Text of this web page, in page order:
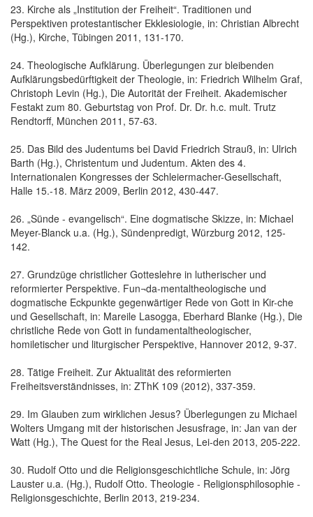
23. Kirche als „Institution der Freiheit“. Traditionen und
Perspektiven protestantischer Ekklesiologie, in: Christian Albrecht
(Hg.), Kirche, Tübingen 2011, 131-170.
24. Theologische Aufklärung. Überlegungen zur bleibenden
Aufklärungsbedürftigkeit der Theologie, in: Friedrich Wilhelm Graf,
Christoph Levin (Hg.), Die Autorität der Freiheit. Akademischer
Festakt zum 80. Geburtstag von Prof. Dr. Dr. h.c. mult. Trutz
Rendtorff, München 2011, 57-63.
25. Das Bild des Judentums bei David Friedrich Strauß, in: Ulrich
Barth (Hg.), Christentum und Judentum. Akten des 4.
Internationalen Kongresses der Schleiermacher-Gesellschaft,
Halle 15.-18. März 2009, Berlin 2012, 430-447.
26. „Sünde - evangelisch“. Eine dogmatische Skizze, in: Michael
Meyer-Blanck u.a. (Hg.), Sündenpredigt, Würzburg 2012, 125-
142.
27. Grundzüge christlicher Gotteslehre in lutherischer und
reformierter Perspektive. Fun¬da-mentaltheologische und
dogmatische Eckpunkte gegenwärtiger Rede von Gott in Kir-che
und Gesellschaft, in: Mareile Lasogga, Eberhard Blanke (Hg.), Die
christliche Rede von Gott in fundamentaltheologischer,
homiletischer und liturgischer Perspektive, Hannover 2012, 9-37.
28. Tätige Freiheit. Zur Aktualität des reformierten
Freiheitsverständnisses, in: ZThK 109 (2012), 337-359.
29. Im Glauben zum wirklichen Jesus? Überlegungen zu Michael
Wolters Umgang mit der historischen Jesusfrage, in: Jan van der
Watt (Hg.), The Quest for the Real Jesus, Lei-den 2013, 205-222.
30. Rudolf Otto und die Religionsgeschichtliche Schule, in: Jörg
Lauster u.a. (Hg.), Rudolf Otto. Theologie - Religionsphilosophie -
Religionsgeschichte, Berlin 2013, 219-234.